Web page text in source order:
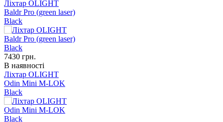
Ліхтар OLIGHT
Baldr Pro (green laser)
Black
7430 грн.
В наявності
Ліхтар OLIGHT
Odin Mini M-LOK
Black